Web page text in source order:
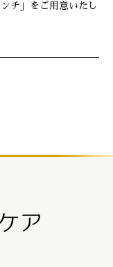
チ」をご用意いたし